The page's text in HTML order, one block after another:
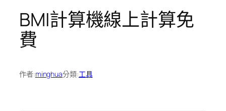
BMI計算機線上計算免
費
作者:minghua分類:工具